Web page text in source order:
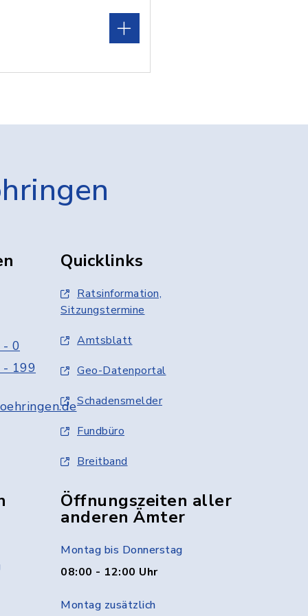
0
199
Quicklinks
Ratsinformation,
Sitzungstermine
Amtsblatt
Geo-Datenportal
Schadensmelder
Fundbüro
Breitband
Öffnungszeiten aller
anderen Ämter
Montag bis Donnerstag
08:00 - 12:00 Uhr
Montag zusätzlich